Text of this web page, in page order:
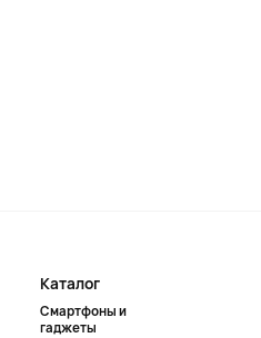
Каталог
Смартфоны и
гаджеты